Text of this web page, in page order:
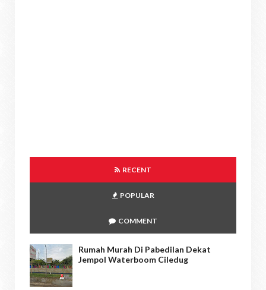
RECENT
POPULAR
COMMENT
Rumah Murah Di Pabedilan Dekat
Jempol Waterboom Ciledug